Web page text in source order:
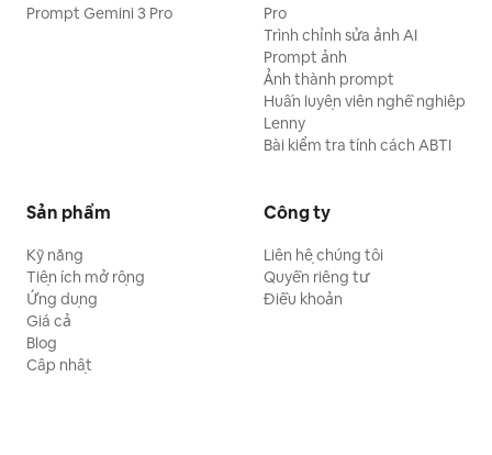
Prompt Gemini 3 Pro
Pro
Trình chỉnh sửa ảnh AI
Prompt ảnh
Ảnh thành prompt
Huấn luyện viên nghề nghiệp
Lenny
Bài kiểm tra tính cách ABTI
Sản phẩm
Kỹ năng
Tiện ích mở rộng
Ứng dụng
Giá cả
Blog
Cập nhật
Công ty
Liên hệ chúng tôi
Quyền riêng tư
Điều khoản